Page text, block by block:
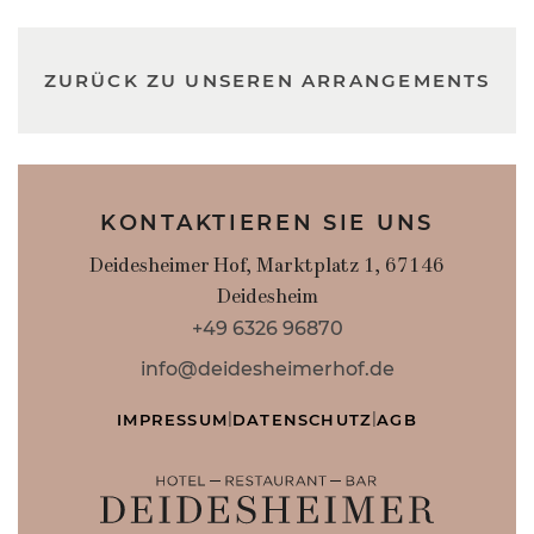
ZURÜCK ZU UNSEREN ARRANGEMENTS
KONTAKTIEREN SIE UNS
Deidesheimer Hof, Marktplatz 1, 67146
Deidesheim
+49 6326 96870
info@deidesheimerhof.de
IMPRESSUM|DATENSCHUTZ|AGB